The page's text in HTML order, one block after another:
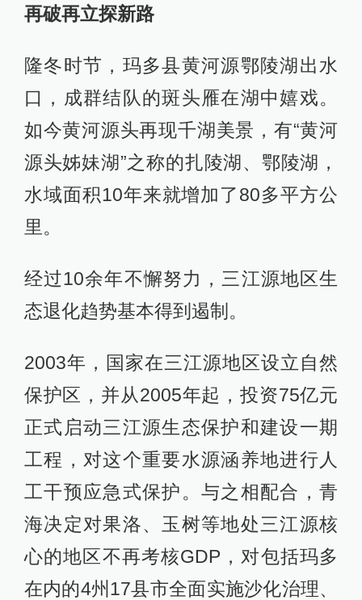
再破再立探新路
隆冬时节，玛多县黄河源鄂陵湖出水
口，成群结队的斑头雁在湖中嬉戏。
如今黄河源头再现千湖美景，有“黄河
源头姊妹湖”之称的扎陵湖、鄂陵湖，
水域面积10年来就增加了80多平方公
里。
经过10余年不懈努力，三江源地区生
态退化趋势基本得到遏制。
2003年，国家在三江源地区设立自然
保护区，并从2005年起，投资75亿元
正式启动三江源生态保护和建设一期
工程，对这个重要水源涵养地进行人
工干预应急式保护。与之相配合，青
海决定对果洛、玉树等地处三江源核
心的地区不再考核GDP，对包括玛多
在内的4州17县市全面实施沙化治理、